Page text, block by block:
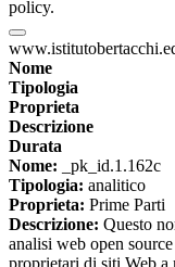
policy.
Nome
Tipologia
Proprieta
Descrizione
Durata
Nome: _pk_id.1.162c
Tipologia: analitico
Proprieta: Prime Parti
Descrizione: Questo
analisi web open
proprietari di siti Web a